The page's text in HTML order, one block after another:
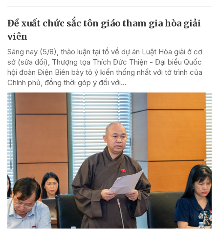
Đề xuất chức sắc tôn giáo tham gia hòa giải
viên
Sáng nay (5/8), thảo luận tại tổ về dự án Luật Hòa giải ở cơ
sở (sửa đổi), Thượng tọa Thích Đức Thiện - Đại biểu Quốc
hội đoàn Điện Biên bày tỏ ý kiến thống nhất với tờ trình của
Chính phủ, đồng thời góp ý đối với...